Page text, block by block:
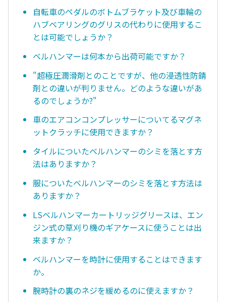
自転車のペダルのボトムブラケット及び車輪の
ハブベアリングのグリスの代わりに使用するこ
とは可能でしょうか？
ベルハンマーは何本から出荷可能ですか？
"超極圧潤滑剤とのことですが、他の浸透性防錆
剤との違いが判りません。どのような違いがあ
るのでしょうか?"
車のエアコンコンプレッサーについてるマグネ
ットクラッチに使用できますか？
タイルについたベルハンマーのシミを落とす方
法はありますか？
服についたベルハンマーのシミを落とす方法は
ありますか？
LSベルハンマーカートリッジグリースは、エン
ジン式の草刈り機のギアケースに使うことは出
来ますか？
ベルハンマーを時計に使用することはできます
か。
腕時計の裏のネジを緩めるのに使えますか？